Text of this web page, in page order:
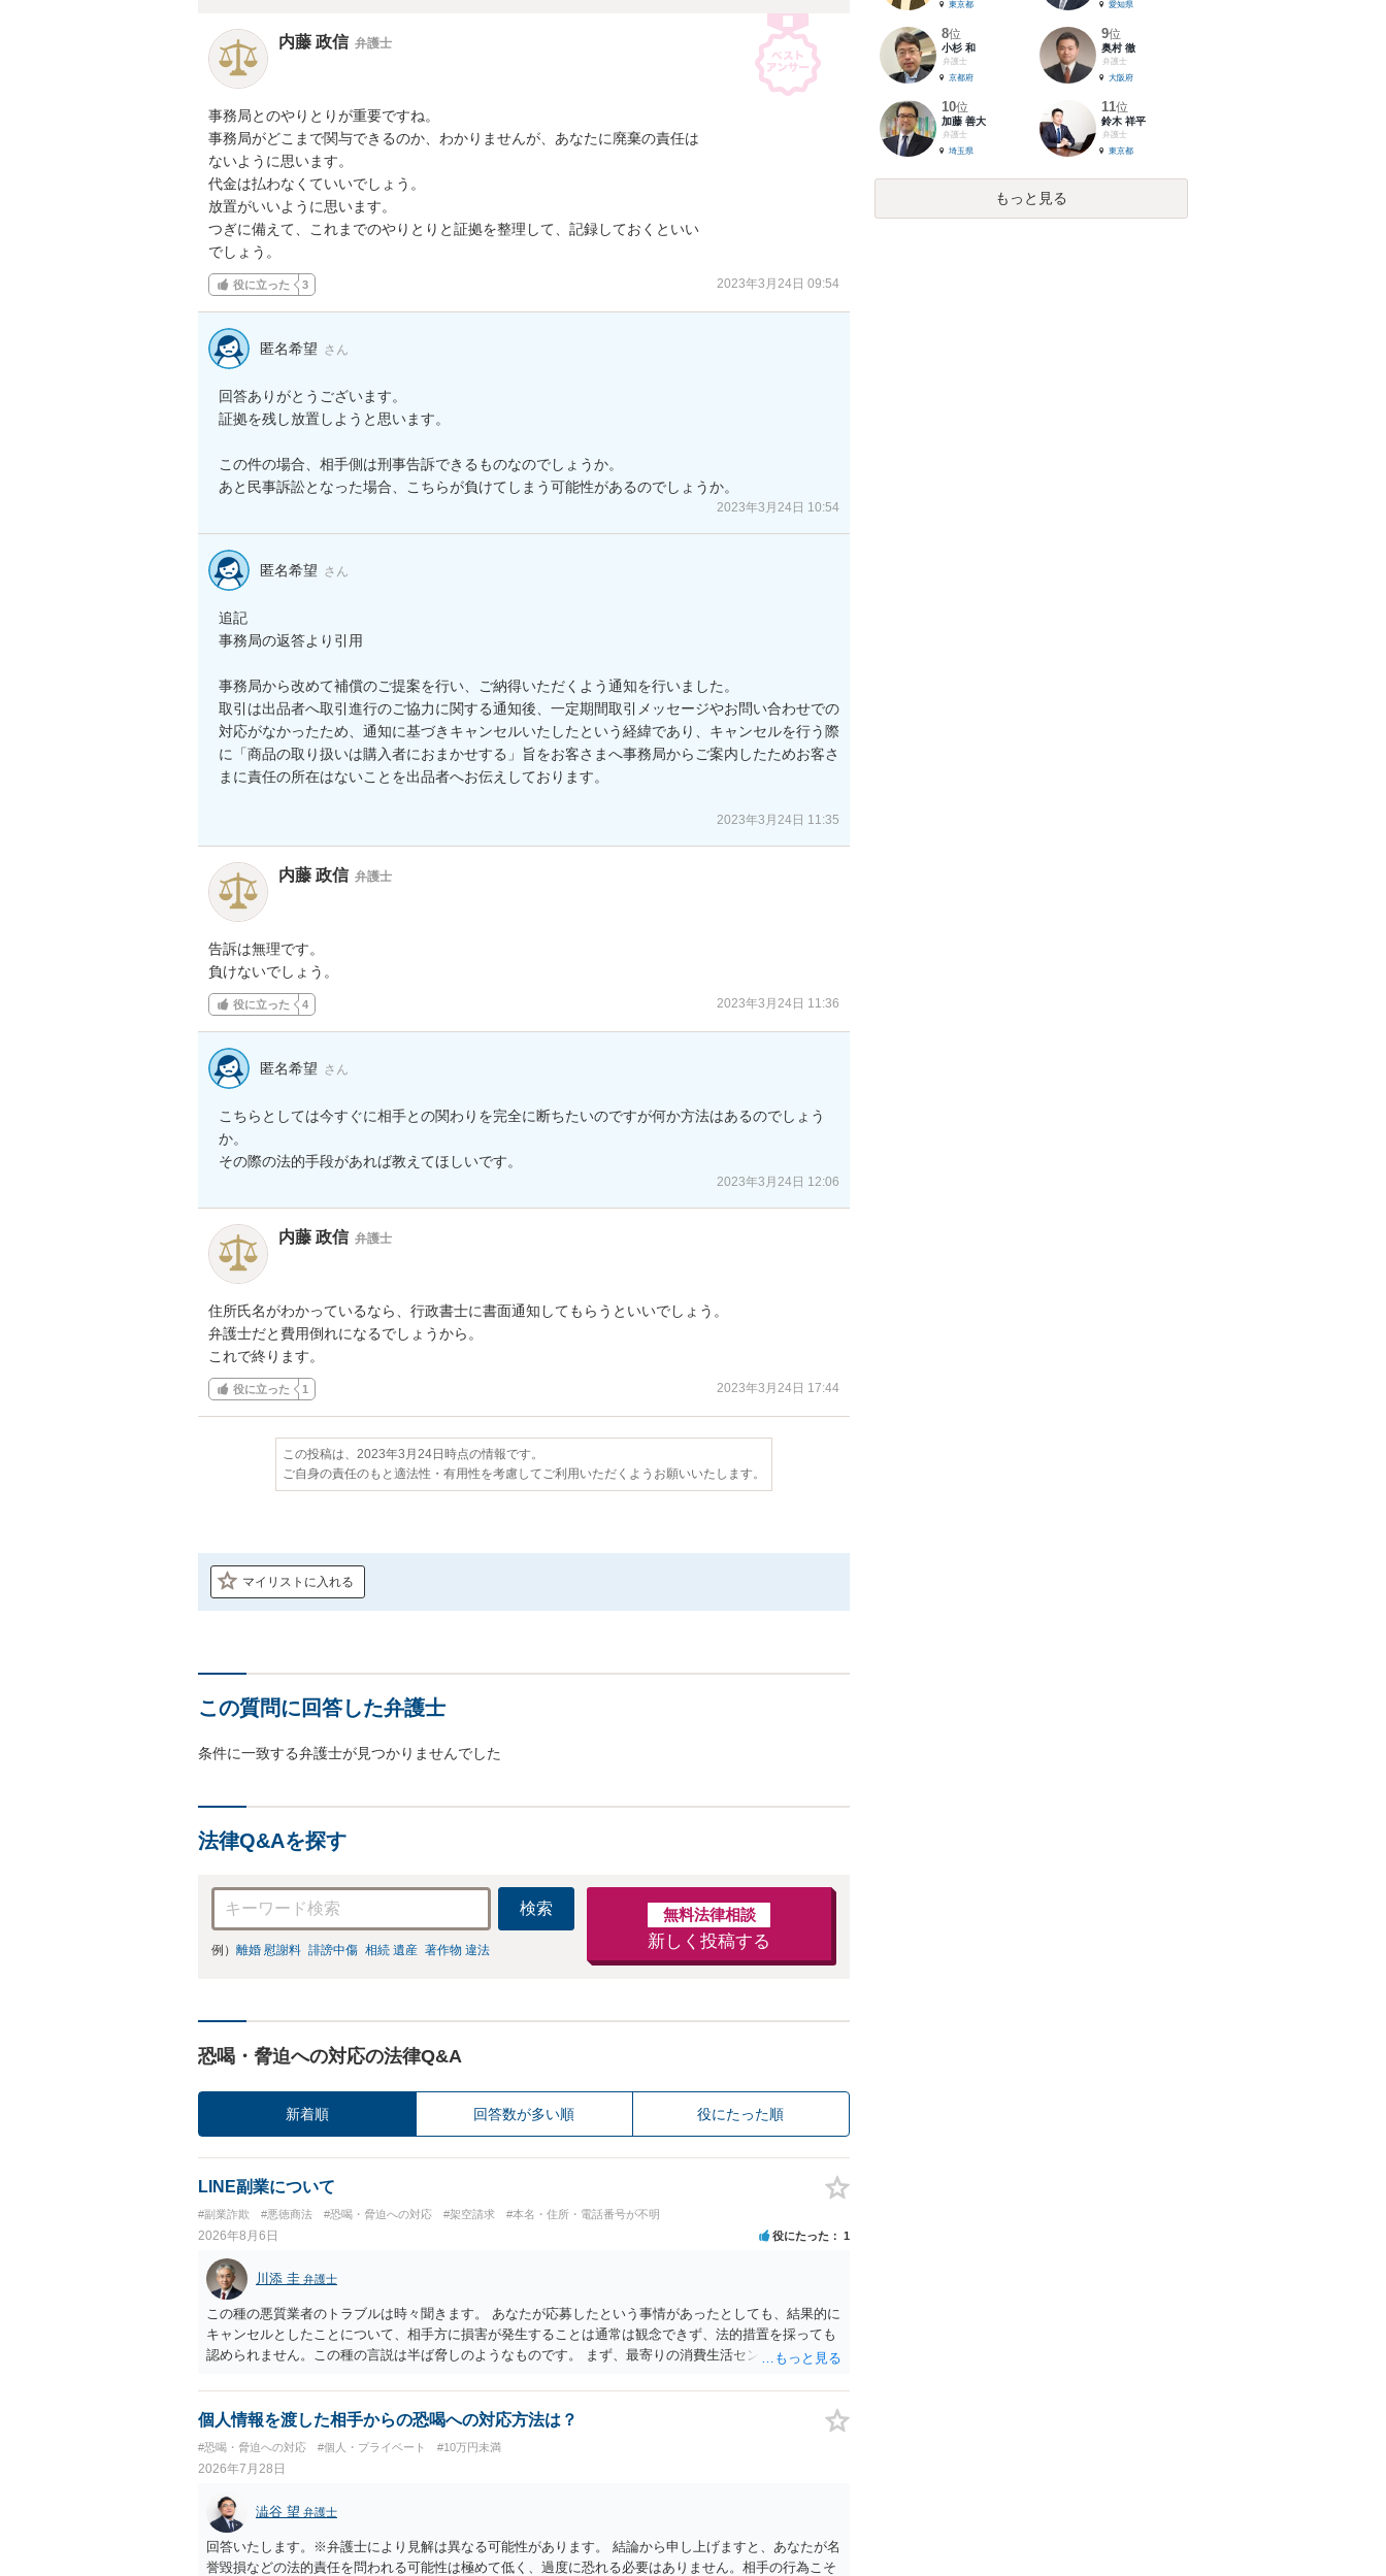
内藤 政信 弁護士
事務局とのやりとりが重要ですね。
事務局がどこまで関与できるのか、わかりませんが、あなたに廃棄の責任は
ないように思います。
代金は払わなくていいでしょう。
放置がいいように思います。
つぎに備えて、これまでのやりとりと証拠を整理して、記録しておくといい
でしょう。
役に立った 3 2023年3月24日 09:54
匿名希望 さん
回答ありがとうございます。
証拠を残し放置しようと思います。
この件の場合、相手側は刑事告訴できるものなのでしょうか。
あと民事訴訟となった場合、こちらが負けてしまう可能性があるのでしょうか。
2023年3月24日 10:54
匿名希望 さん
追記
事務局の返答より引用
事務局から改めて補償のご提案を行い、ご納得いただくよう通知を行いました。
取引は出品者へ取引進行のご協力に関する通知後、一定期間取引メッセージやお問い合わせでの
対応がなかったため、通知に基づきキャンセルいたしたという経緯であり、キャンセルを行う際
に「商品の取り扱いは購入者におまかせする」旨をお客さまへ事務局からご案内したためお客さ
まに責任の所在はないことを出品者へお伝えしております。
2023年3月24日 11:35
内藤 政信 弁護士
告訴は無理です。
負けないでしょう。
役に立った 4 2023年3月24日 11:36
匿名希望 さん
こちらとしては今すぐに相手との関わりを完全に断ちたいのですが何か方法はあるのでしょう
か。
その際の法的手段があれば教えてほしいです。
2023年3月24日 12:06
内藤 政信 弁護士
住所氏名がわかっているなら、行政書士に書面通知してもらうといいでしょう。
弁護士だと費用倒れになるでしょうから。
これで終ります。
役に立った 1 2023年3月24日 17:44
この投稿は、2023年3月24日時点の情報です。
ご自身の責任のもと適法性・有用性を考慮してご利用いただくようお願いいたします。
マイリストに入れる
この質問に回答した弁護士
条件に一致する弁護士が見つかりませんでした
法律Q&Aを探す
検索
例） 離婚 慰謝料 誹謗中傷 相続 遺産 著作物 違法
無料法律相談
新しく投稿する
恐喝・脅迫への対応の法律Q&A
新着順 回答数が多い順 役にたった順
LINE副業について
#副業詐欺 #悪徳商法 #恐喝・脅迫への対応 #架空請求 #本名・住所・電話番号が不明
2026年8月6日 役にたった 1
川添 圭 弁護士
この種の悪質業者のトラブルは時々聞きます。 あなたが応募したという事情があったとしても、結果的に
キャンセルとしたことについて、相手方に損害が発生することは通常は観念できず、法的措置を採っても
認められません。この種の言説は半ば脅しのようなものです。 まず、最寄りの消費生活センターへ相談
ば、弁護士へ依頼して警告してもらうことも必要になるかもしれません。
個人情報を渡した相手からの恐喝への対応方法は？
#恐喝・脅迫への対応 #個人・プライベート #10万円未満
2026年7月28日
澁谷 望 弁護士
回答いたします。※弁護士により見解は異なる可能性があります。 結論から申し上げますと、あなたが名
誉毀損などの法的責任を問われる可能性は極めて低く、過度に恐れる必要はありません。相手の行為こそ
東京都
愛知県
8位
小杉 和
弁護士
京都府
9位
奥村 徹
弁護士
大阪府
10位
加藤 善大
弁護士
埼玉県
11位
鈴木 祥平
弁護士
東京都
もっと見る